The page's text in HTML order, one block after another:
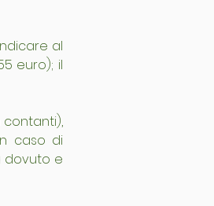
al
euro); il
contanti),
caso di
dovuto e